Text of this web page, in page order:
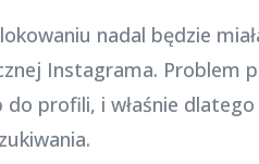
nadal będzie
Instagrama. Problem
profili, i właśnie